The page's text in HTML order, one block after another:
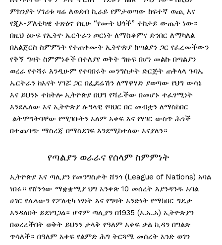
ምክንያት ሃገሪቱ ዛሬ ለወደብ ኪራይ የምታወጣው ከፍተኛ ወጪ እና
የጂኦ-ፖለቲካዊ ተጽዕኖ የዚሁ “የሙት ህጎች” ተከታይ ውጤት ነው።
በዚህ ፅሁፍ የኢትዮ ኤርትራን ጦርነት ለማስቆምና ድንበር ለማካለል
በአልጀርስ ስምምነት የተጠቀሙት ኢትዮጵያ ከጣልያን ጋር የፈረመችውን
የቅኝ ግዛት ስምምነቶች በተለያየ ወቅት ግዙፍ በሆነ መልኩ በጣልያን
ወረራ የተሻሩ እንዲሁም የተባበሩት መንግስታት ድርጅት ጠቅላላ ጉባኤ
ኤርትራን ከእናት ሃገሯ ጋር በፌደሬሽን ለማዋሃድ ያወጣው የህግ ውሳኔ
እና ይህንኑ ተከትሎ ኢትዮጵያ በህግ የሻራችው በመሆኑ ተፈፃሚነት
እንደሌለው እና ኢትዮጵያ ሉዓላዊ የባህር በር መብቷን ለማስከበር
ልትሞግትባቸው የሚገቡትን አለም አቀፍ እና የሃገር ውስጥ ሕጎች
በተጨባጭ ማስረጃ በማስደገፍ እንደሚከተለው እናያለን።
የጣልያን ወራራና የሰላም ስምምነት
ኢትዮጵያ እና ጣሊያን የመንግስታት ሸንጎ (League of Nations) አባል
ነበሩ። የሸንጎው ማቋቋሚያ ህግ አንቀጽ 10 መሰረት እያንዳንዱ አባል
ሀገር የሌላውን የፖለቲካ ነፃነት እና የግዛት አንድነት የማክበር ግዴታ
እንዳለበት ይደነግጋል። ሆኖም ጣሊያን በ1935 (እ.ኤ.አ) ኢትዮጵያን
በወረረችበት ወቅት ይህንን ታላቅ የዓለም አቀፍ ቃል ኪዳን በግልጽ
ጥሳለች። በዓለም አቀፍ የልምድ ሕግ ትርጓሜ መሰረት አንድ ወገን